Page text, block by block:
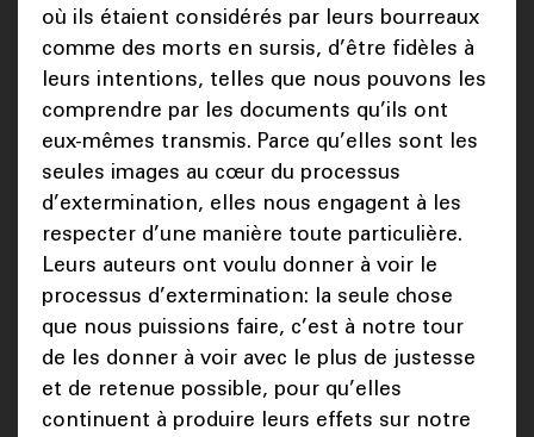
où ils étaient considérés par leurs bourreaux
comme des morts en sursis, d’être fidèles à
leurs intentions, telles que nous pouvons les
comprendre par les documents qu’ils ont
eux-mêmes transmis. Parce qu’elles sont les
seules images au cœur du processus
d’extermination, elles nous engagent à les
respecter d’une manière toute particulière.
Leurs auteurs ont voulu donner à voir le
processus d’extermination: la seule chose
que nous puissions faire, c’est à notre tour
de les donner à voir avec le plus de justesse
et de retenue possible, pour qu’elles
continuent à produire leurs effets sur notre